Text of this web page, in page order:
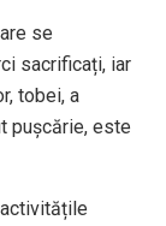
se
sacrificați, iar
tobei, a
pușcărie, este